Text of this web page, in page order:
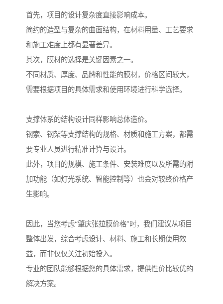
首先，项目的设计复杂度直接影响成本。
简约的造型与复杂的曲面结构，在材料用量、工艺要求
和施工难度上都有显著差异。
其次，膜材的选择是关键因素之一。
不同材质、厚度、品牌和性能的膜材，价格区间较大，
需要根据项目的具体需求和使用环境进行科学选择。
支撑体系的结构设计同样影响总体造价。
钢索、钢架等支撑结构的规格、材质和施工方案，都需
要专业人员进行精准计算与设计。
此外，项目的规模、施工条件、安装难度以及所需的附
加功能（如灯光系统、智能控制等）也会对较终价格产
生影响。
因此，当您考虑“肇庆张拉膜价格”时，我们建议从项目
整体出发，综合考虑设计、材料、施工和长期使用效
益，而非仅仅关注初始投入。
专业的团队能够根据您的具体需求，提供性价比较优的
解决方案。